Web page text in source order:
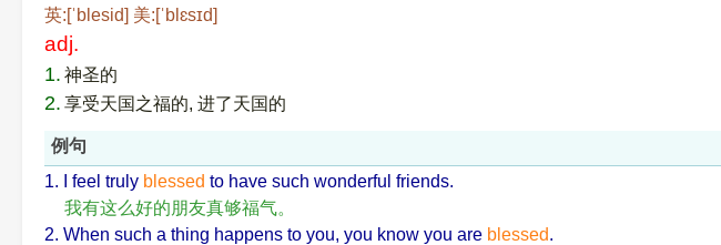
英:[ˈblesid] 美:[ˈblɛsɪd]
adj.
1. 神圣的
2. 享受天国之福的, 进了天国的
例句
1. I feel truly blessed to have such wonderful friends.
我有这么好的朋友真够福气。
2. When such a thing happens to you, you know you are blessed.